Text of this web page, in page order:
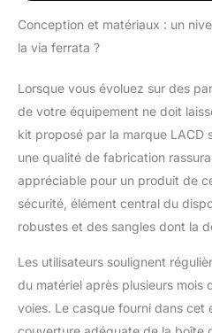
Ces
de
de
Conception et matériaux : un
la via ferrata ?
Lorsque vous évoluez sur des
de votre équipement ne doit
kit proposé par la marque LACD
une qualité de fabrication
appréciable pour un produit de
sécurité, élément central du
robustes et des sangles dont la
Les utilisateurs soulignent
du matériel après plusieurs mois
voies. Le casque fourni dans cet